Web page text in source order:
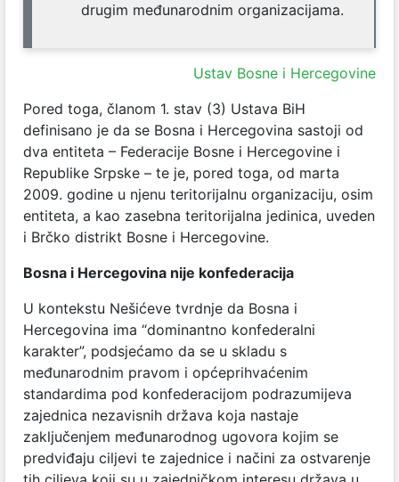
drugim međunarodnim organizacijama.
Ustav Bosne i Hercegovine
Pored toga, članom 1. stav (3) Ustava BiH
definisano je da se Bosna i Hercegovina sastoji od
dva entiteta – Federacije Bosne i Hercegovine i
Republike Srpske – te je, pored toga, od marta
2009. godine u njenu teritorijalnu organizaciju, osim
entiteta, a kao zasebna teritorijalna jedinica, uveden
i Brčko distrikt Bosne i Hercegovine.
Bosna i Hercegovina nije konfederacija
U kontekstu Nešićeve tvrdnje da Bosna i
Hercegovina ima “dominantno konfederalni
karakter”, podsjećamo da se u skladu s
međunarodnim pravom i općeprihvaćenim
standardima pod konfederacijom podrazumijeva
zajednica nezavisnih država koja nastaje
zaključenjem međunarodnog ugovora kojim se
predviđaju ciljevi te zajednice i načini za ostvarenje